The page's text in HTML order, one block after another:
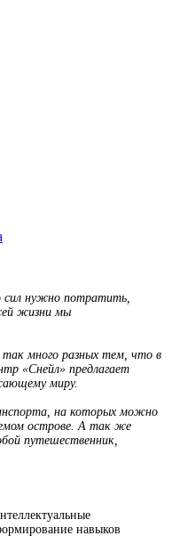
нужно потратить,
жизни мы
много разных тем, что в
«Снейл» предлагает
миру.
на которых можно
острове. А так же
путешественник,
навыков